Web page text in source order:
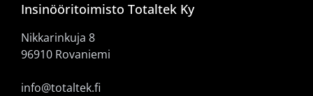
Insinööritoimisto Totaltek Ky
Nikkarinkuja 8
96910 Rovaniemi
info@totaltek.fi